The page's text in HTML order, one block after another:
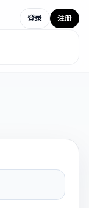
登录 注册